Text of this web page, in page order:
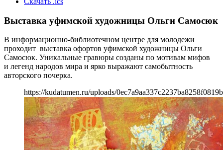
Выставка уфимской художницы Ольги Самосюк
В информационно-библиотечном центре для молодежи
проходит выставка офортов уфимской художницы Ольги
Самосюк. Уникальные гравюры созданы по мотивам мифов
и легенд народов мира и ярко выражают самобытность
авторского почерка.
https://kudatumen.ru/uploads/